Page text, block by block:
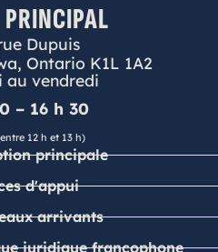
Dupuis
Ontario K1L 1A2
au vendredi
– 16 h 30
12 h et 13 h)
principale
d'appui
arrivants
juridique francophone